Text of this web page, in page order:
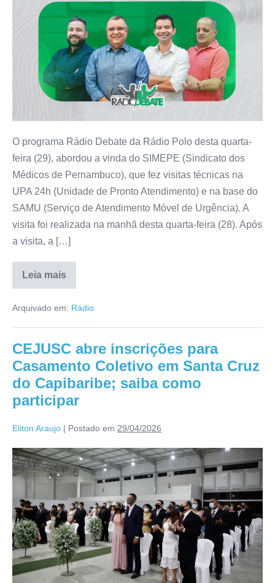
O programa Rádio Debate da Rádio Polo desta quarta-
feira (29), abordou a vinda do SIMEPE (Sindicato dos
Médicos de Pernambuco), que fez visitas técnicas na
UPA 24h (Unidade de Pronto Atendimento) e na base do
SAMU (Serviço de Atendimento Móvel de Urgência). A
visita foi realizada na manhã desta quarta-feira (28). Após
a visita, a […]
Leia mais
Arquivado em: Rádio
CEJUSC abre inscrições para
Casamento Coletivo em Santa Cruz
do Capibaribe; saiba como
participar
Eliton Araujo | Postado em 29/04/2026